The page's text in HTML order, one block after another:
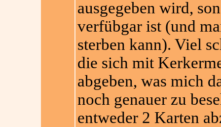
ausgegeben wird,
verfübgar ist (und
sterben kann). Viel
die sich mit
abgeben, was mich
noch genauer zu
entweder 2 Karten